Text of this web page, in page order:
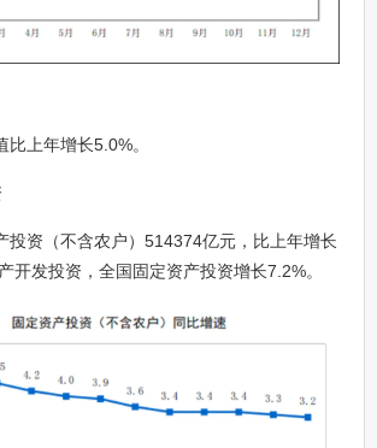
上年增长5.0%。
投资（不含农户）514374亿元，比上年增长
开发投资，全国固定资产投资增长7.2%。